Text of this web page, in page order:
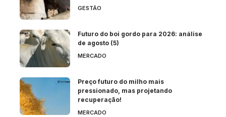
GESTÃO
Futuro do boi gordo para 2026: análise
de agosto (5)
MERCADO
Preço futuro do milho mais
pressionado, mas projetando
recuperação!
MERCADO